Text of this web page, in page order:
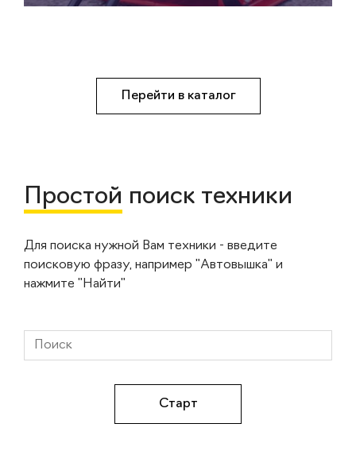
Перейти в каталог
Простой поиск техники
Для поиска нужной Вам техники - введите
поисковую фразу, например "Автовышка" и
нажмите "Найти"